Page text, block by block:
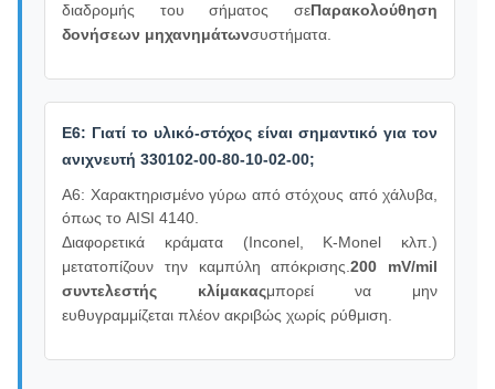
διαδρομής του σήματος σεΠαρακολούθηση
δονήσεων μηχανημάτωνσυστήματα.
Ε6: Γιατί το υλικό-στόχος είναι σημαντικό για τον
ανιχνευτή 330102-00-80-10-02-00;
Α6: Χαρακτηρισμένο γύρω από στόχους από χάλυβα,
όπως το AISI 4140.
Διαφορετικά κράματα (Inconel, K-Monel κλπ.)
μετατοπίζουν την καμπύλη απόκρισης.200 mV/mil
συντελεστής κλίμακαςμπορεί να μην
ευθυγραμμίζεται πλέον ακριβώς χωρίς ρύθμιση.